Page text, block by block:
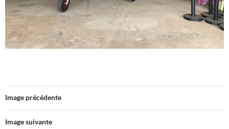
Image précédente
Image suivante